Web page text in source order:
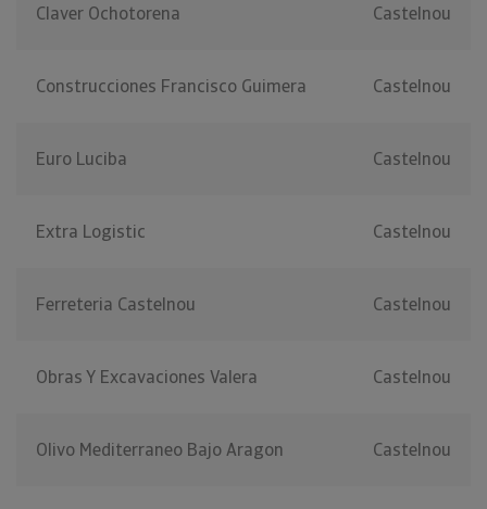
Claver Ochotorena Castelnou
Construcciones Francisco Guimera Castelnou
Euro Luciba Castelnou
Extra Logistic Castelnou
Ferreteria Castelnou Castelnou
Obras Y Excavaciones Valera Castelnou
Olivo Mediterraneo Bajo Aragon Castelnou